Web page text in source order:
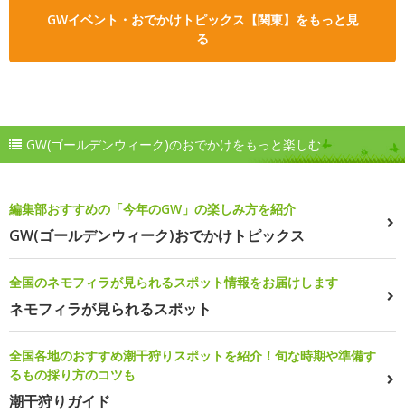
GWイベント・おでかけトピックス【関東】をもっと見
る
GW(ゴールデンウィーク)のおでかけをもっと楽しむ
編集部おすすめの「今年のGW」の楽しみ方を紹介
GW(ゴールデンウィーク)おでかけトピックス
全国のネモフィラが見られるスポット情報をお届けします
ネモフィラが見られるスポット
全国各地のおすすめ潮干狩りスポットを紹介！旬な時期や準備す
るもの採り方のコツも
潮干狩りガイド